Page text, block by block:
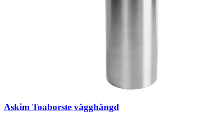
Askim Toaborste vägghängd